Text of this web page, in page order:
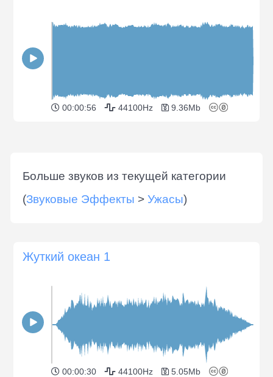
00:00:56 44100Hz 9.36Mb
Больше звуков из текущей категории
(Звуковые Эффекты > Ужасы)
Жуткий океан 1
00:00:30 44100Hz 5.05Mb